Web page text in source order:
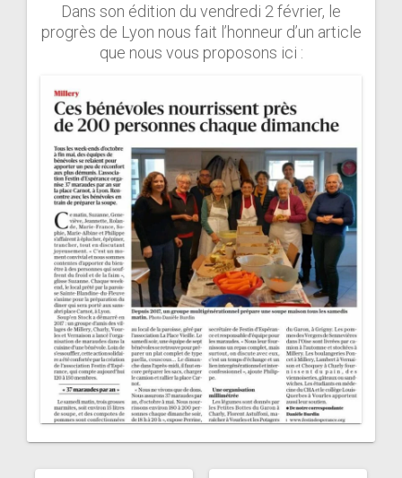
Dans son édition du vendredi 2 février, le
progrès de Lyon nous fait l’honneur d’un article
que nous vous proposons ici :